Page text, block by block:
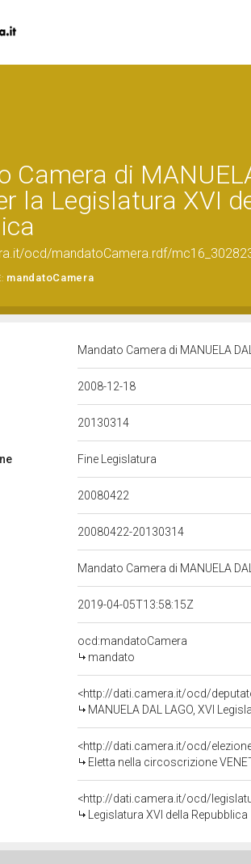
Camera di
la Legislatura XVI
ocd/mandatoCamera.rdf/
mandatoCamera
Mandato Camera di MANUELA
2008-12-18
20130314
Fine Legislatura
20080422
20080422-20130314
Mandato Camera di MANUELA
2019-04-05T13:58:15Z
ocd:mandatoCamera
mandato
<http://dati.camera.it/ocd/
MANUELA DAL LAGO, XVI
<http://dati.camera.it/ocd/
Eletta nella circoscrizione
<http://dati.camera.it/ocd/
Legislatura XVI della